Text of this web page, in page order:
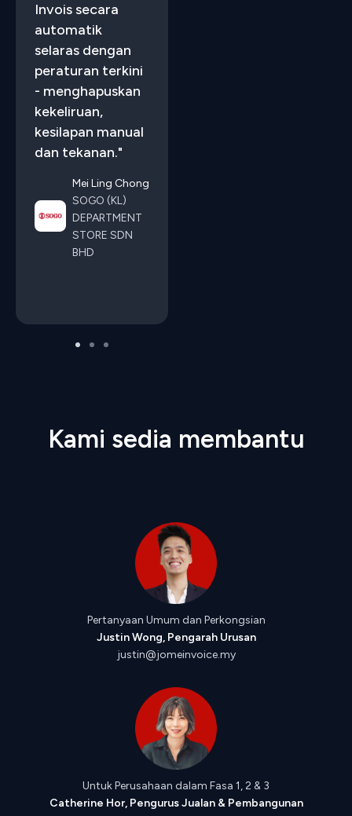
Invois secara
automatik
selaras dengan
peraturan terkini
- menghapuskan
kekeliruan,
kesilapan manual
dan tekanan."
Mei Ling Chong
SOGO (KL)
DEPARTMENT
STORE SDN
BHD
Kami sedia membantu
Pertanyaan Umum dan Perkongsian
Justin Wong, Pengarah Urusan
justin@jomeinvoice.my
Untuk Perusahaan dalam Fasa 1, 2 & 3
Catherine Hor, Pengurus Jualan & Pembangunan